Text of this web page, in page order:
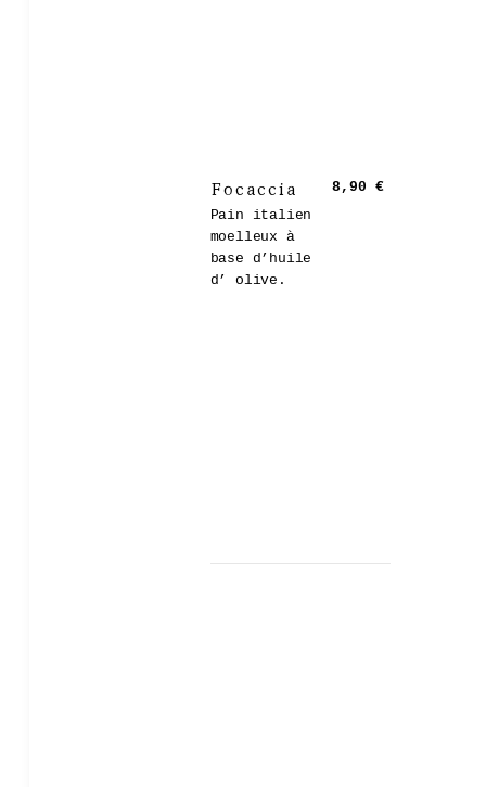
Focaccia
Pain italien
moelleux à
base d’huile
d’ olive.
8,90 €